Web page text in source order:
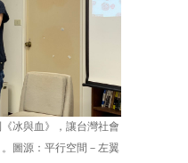
冰與血》，讓台灣社會
圖源：平行空間－左翼